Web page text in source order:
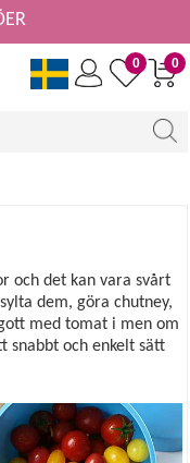
0
0
och det kan vara svårt
dem, göra chutney,
med tomat i men om
snabbt och enkelt sätt